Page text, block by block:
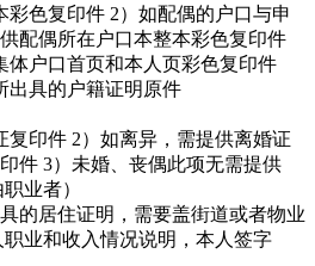
彩色复印件 2）如配偶的户口与申
配偶所在户口本整本彩色复印件
体户口首页和本人页彩色复印件
出具的户籍证明原件
复印件 2）如离异，需提供离婚证
件 3）未婚、丧偶此项无需提供
业者）
的居住证明，需要盖街道或者物业
业和收入情况说明，本人签字